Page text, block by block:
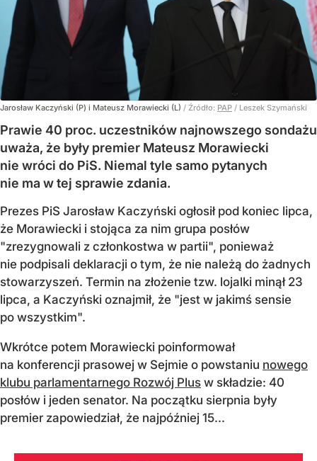
Jarosław Kaczyński (P) i Mateusz Morawiecki (L) / Źródło: PAP / Leszek Szymański
Prawie 40 proc. uczestników najnowszego sondażu
uważa, że były premier Mateusz Morawiecki
nie wróci do PiS. Niemal tyle samo pytanych
nie ma w tej sprawie zdania.
Prezes PiS Jarosław Kaczyński ogłosił pod koniec lipca,
że Morawiecki i stojąca za nim grupa posłów
"zrezygnowali z członkostwa w partii", ponieważ
nie podpisali deklaracji o tym, że nie należą do żadnych
stowarzyszeń. Termin na złożenie tzw. lojalki minął 23
lipca, a Kaczyński oznajmił, że "jest w jakimś sensie
po wszystkim".
Wkrótce potem Morawiecki poinformował
na konferencji prasowej w Sejmie o powstaniu nowego
klubu parlamentarnego Rozwój Plus w składzie: 40
posłów i jeden senator. Na początku sierpnia były
premier zapowiedział, że najpóźniej 15...